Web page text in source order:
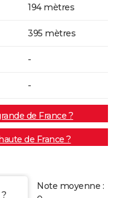
194 mètres
395 mètres
-
-
de France ?
de France ?
Note moyenne :